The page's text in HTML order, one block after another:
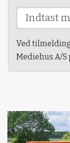
Ved
Mediehus A/